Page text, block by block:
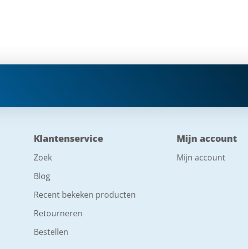
Klantenservice
Zoek
Blog
Recent bekeken producten
Retourneren
Bestellen
Mijn account
Mijn account